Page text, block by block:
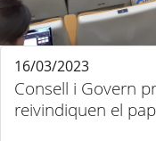
Consell i Govern
reivindiquen el
16/03/2023